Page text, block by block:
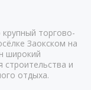
крупный торгово-
Заокском на
широкий
строительства и
отдыха.